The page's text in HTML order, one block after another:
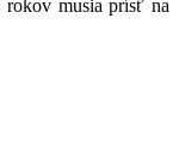
musia prísť na